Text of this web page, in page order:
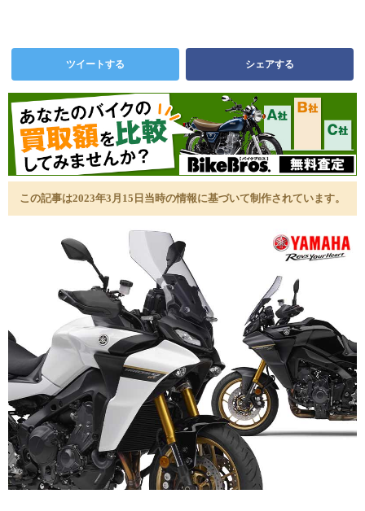
ツイートする シェアする
この記事は2023年3月15日当時の情報に基づいて制作されています。